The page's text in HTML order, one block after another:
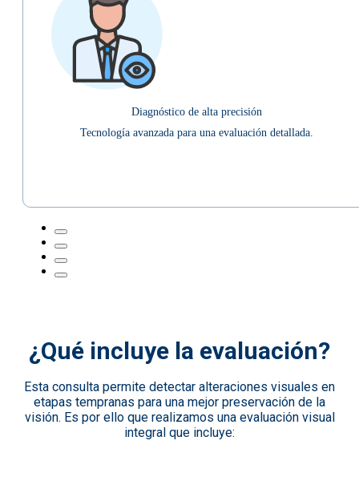
Diagnóstico de alta precisión
Tecnología avanzada para una evaluación detallada.
¿Qué incluye la evaluación?
Esta consulta permite detectar alteraciones visuales en
etapas tempranas para una mejor preservación de la
visión. Es por ello que realizamos una evaluación visual
integral que incluye: